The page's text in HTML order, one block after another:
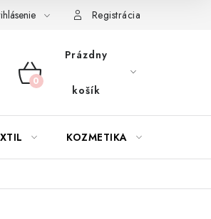
poriadok Pravidlá zliav a akcií
Registrácia
NÁKUPNÝ
Prázdny
košík
KOZMETIKA